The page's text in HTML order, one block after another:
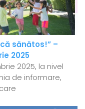
sănătos!” –
2025
2025, la nivel
de informare,